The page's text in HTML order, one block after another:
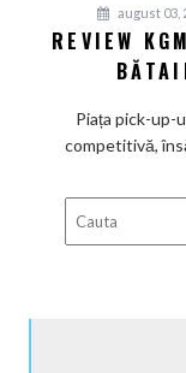
august 03,
REVIEW
Piața pick-up-
competitivă,